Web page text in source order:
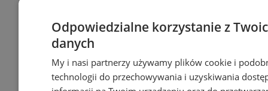
Odpowiedzialne korzystanie z
danych
My i nasi partnerzy używamy plików cookie i
technologii do przechowywania i uzyskiwania